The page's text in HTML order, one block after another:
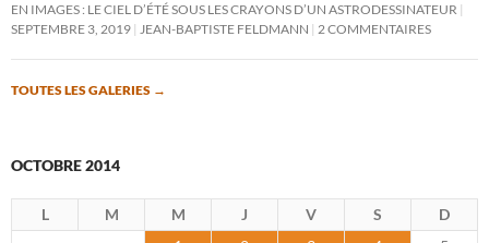
EN IMAGES : LE CIEL D’ÉTÉ SOUS LES CRAYONS D’UN ASTRODESSINATEUR
SEPTEMBRE 3, 2019 JEAN-BAPTISTE FELDMANN 2 COMMENTAIRES
TOUTES LES GALERIES →
OCTOBRE 2014
L M M J V S
D